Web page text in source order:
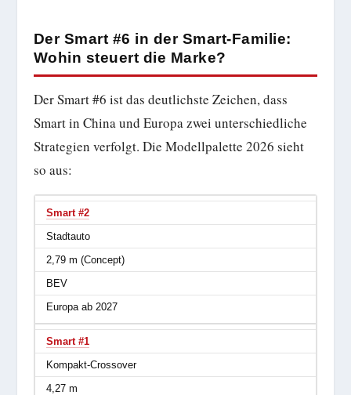
Der Smart #6 in der Smart-Familie:
Wohin steuert die Marke?
Der Smart #6 ist das deutlichste Zeichen, dass
Smart in China und Europa zwei unterschiedliche
Strategien verfolgt. Die Modellpalette 2026 sieht
so aus:
Smart #2
Stadtauto
2,79 m (Concept)
BEV
Europa ab 2027
Smart #1
Kompakt-Crossover
4,27 m